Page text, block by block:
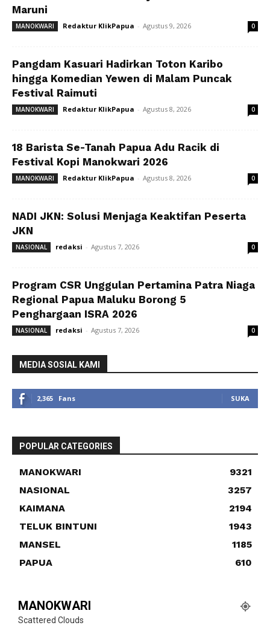
Maruni
MANOKWARI Redaktur KlikPapua - Agustus 9, 2026 0
Pangdam Kasuari Hadirkan Toton Karibo
hingga Komedian Yewen di Malam Puncak
Festival Raimuti
MANOKWARI Redaktur KlikPapua - Agustus 8, 2026 0
18 Barista Se-Tanah Papua Adu Racik di
Festival Kopi Manokwari 2026
MANOKWARI Redaktur KlikPapua - Agustus 8, 2026 0
NADI JKN: Solusi Menjaga Keaktifan Peserta
JKN
NASIONAL redaksi - Agustus 7, 2026 0
Program CSR Unggulan Pertamina Patra Niaga
Regional Papua Maluku Borong 5
Penghargaan ISRA 2026
NASIONAL redaksi - Agustus 7, 2026 0
MEDIA SOSIAL KAMI
2,365 Fans SUKA
POPULAR CATEGORIES
MANOKWARI
9321
NASIONAL
3257
KAIMANA
2194
TELUK BINTUNI
1943
MANSEL
1185
PAPUA
610
MANOKWARI
Scattered Clouds